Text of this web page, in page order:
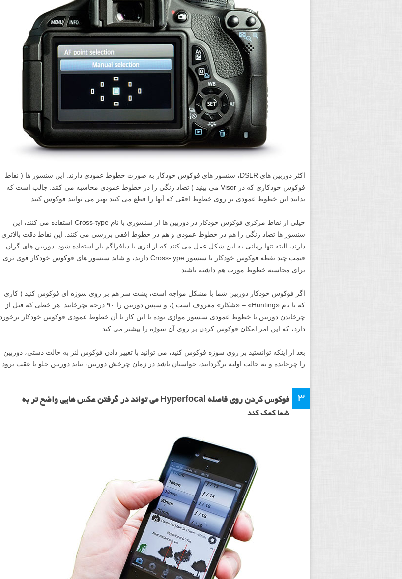
اکثر دوربین های DSLR، سنسور های فوکوس خودکار به صورت خطوط عمودی دارند. این سنسور ها ( نقاط
فوکوس خودکاری که در Visor می بینید ) تضاد رنگی را در خطوط عمودی محاسبه می کنند. جالب است که
بدانید این خطوط عمودی بر روی خطوط افقی که آنها را قطع می کنند بهتر می توانند فوکوس کنند.
خیلی از نقاط مرکزی فوکوس خودکار در دوربین ها از سنسوری با نام Cross-type استفاده می کنند، این
سنسور ها تضاد رنگی را هم در خطوط عمودی و هم در خطوط افقی بررسی می کنند. این نقاط دقت بالاتری
دارند، البته تنها زمانی به این شکل عمل می کنند که از لنزی با دیافراگم باز استفاده شود. دوربین های گران
قیمت چند نقطه فوکوس خودکار با سنسور Cross-type دارند، و شاید سنسور های فوکوس خودکار قوی تری
برای محاسبه خطوط مورب هم داشته باشند.
اگر فوکوس خودکار دوربین شما با مشکل مواجه است، پشت سر هم بر روی سوژه ای فوکوس کنید ( کاری
که با نام «Hunting» – «شکار» معروف است )، و سپس دوربین را ۹۰ درجه بچرخانید. هر خطی که قبل از
چرخاندن دوربین با خطوط عمودی سنسور موازی بوده با این کار با آن خطوط عمودی فوکوس خودکار برخورد
دارد، که این امر امکان فوکوس کردن بر روی آن سوژه را بیشتر می کند.
بعد از اینکه توانستید بر روی سوژه فوکوس کنید، می توانید با تغییر دادن فوکوس لنز به حالت دستی، دوربین
را چرخانده و به حالت اولیه برگردانید، حواستان باشد در زمان چرخش دوربین، نباید دوربین جلو یا عقب برود.
۳
فوکوس کردن روی فاصله Hyperfocal می تواند در گرفتن عکس هایی واضح تر به
شما کمک کند